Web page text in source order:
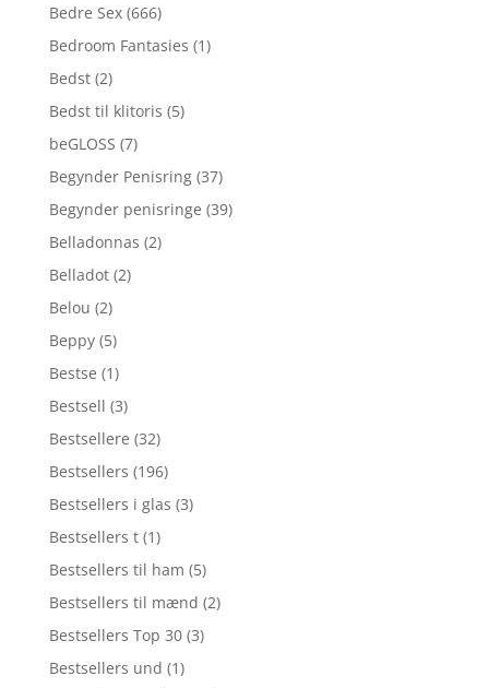
Bedre Sex (666)
Bedroom Fantasies (1)
Bedst (2)
Bedst til klitoris (5)
beGLOSS (7)
Begynder Penisring (37)
Begynder penisringe (39)
Belladonnas (2)
Belladot (2)
Belou (2)
Beppy (5)
Bestse (1)
Bestsell (3)
Bestsellere (32)
Bestsellers (196)
Bestsellers i glas (3)
Bestsellers t (1)
Bestsellers til ham (5)
Bestsellers til mænd (2)
Bestsellers Top 30 (3)
Bestsellers und (1)